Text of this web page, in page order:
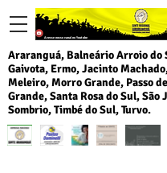
Acesse nosso canal no Youtube
Araranguá, Balneário Arroio do
Gaivota, Ermo, Jacinto
Meleiro, Morro Grande, Passo
Grande, Santa Rosa do Sul, São
Sombrio, Timbé do Sul, Turvo.